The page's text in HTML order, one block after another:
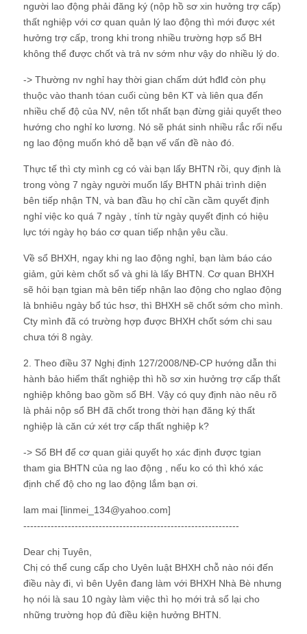
người lao động phải đăng ký (nộp hồ sơ xin hưởng trợ cấp)
thất nghiệp với cơ quan quản lý lao động thì mới được xét
hưởng trợ cấp, trong khi trong nhiều trường hợp sổ BH
không thể được chốt và trả nv sớm như vậy do nhiều lý do.
-> Thường nv nghỉ hay thời gian chấm dứt hđlđ còn phụ
thuộc vào thanh tóan cuối cùng bên KT và liên qua đến
nhiều chế độ của NV, nên tốt nhất bạn đừng giải quyết theo
hướng cho nghỉ ko lương. Nó sẽ phát sinh nhiều rắc rối nếu
ng lao động muốn khó dễ bạn vế vấn đề nào đó.
Thực tế thì cty mình cg có vài bạn lấy BHTN rồi, quy định là
trong vòng 7 ngày người muốn lấy BHTN phải trình diện
bên tiếp nhận TN, và ban đầu họ chỉ cần cầm quyết định
nghỉ việc ko quá 7 ngày , tính từ ngày quyết định có hiệu
lực tới ngày họ báo cơ quan tiếp nhận yêu cầu.
Về sổ BHXH, ngay khi ng lao động nghỉ, bạn làm báo cáo
giảm, gửi kèm chốt sổ và ghi là lấy BHTN. Cơ quan BHXH
sẽ hỏi bạn tgian mà bên tiếp nhận lao động cho nglao động
là bnhiêu ngày bổ túc hsơ, thì BHXH sẽ chốt sớm cho mình.
Cty mình đã có trường hợp được BHXH chốt sớm chi sau
chưa tới 8 ngày.
2. Theo điều 37 Nghị định 127/2008/NĐ-CP hướng dẫn thi
hành bảo hiểm thất nghiệp thì hồ sơ xin hưởng trợ cấp thất
nghiệp không bao gồm sổ BH. Vậy có quy định nào nêu rõ
là phải nộp sổ BH đã chốt trong thời hạn đăng ký thất
nghiệp là căn cứ xét trợ cấp thất nghiệp k?
-> Sổ BH để cơ quan giải quyết họ xác định được tgian
tham gia BHTN của ng lao động , nếu ko có thì khó xác
định chế độ cho ng lao động lắm bạn ơi.
lam mai [linmei_134@yahoo.com]
---------------------------------------------------------------
Dear chị Tuyên,
Chị có thể cung cấp cho Uyên luật BHXH chỗ nào nói đến
điều này đi, vì bên Uyên đang làm với BHXH Nhà Bè nhưng
họ nói là sau 10 ngày làm việc thì họ mới trả sổ lại cho
những trường họp đủ điều kiện hưởng BHTN.